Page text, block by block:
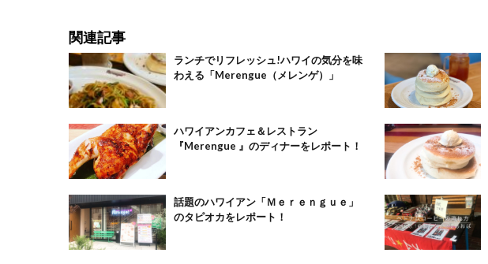
関連記事
ランチでリフレッシュ!ハワイの気分を味
わえる「Merengue（メレンゲ）」
ハワイアンカフェ＆レストラン
『Merengue 』のディナーをレポート！
話題のハワイアン「Ｍｅｒｅｎｇｕｅ」
のタピオカをレポート！